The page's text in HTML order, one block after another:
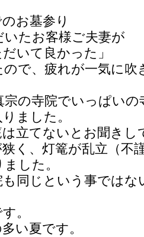
お墓参り
たお客様ご夫妻が
いて良かった」
で、疲れが一気に吹
宗の寺院でいっぱいの
ました。
立てないとお聞きし
く、灯篭が乱立（不
した。
同じという事ではな
。
い夏です。